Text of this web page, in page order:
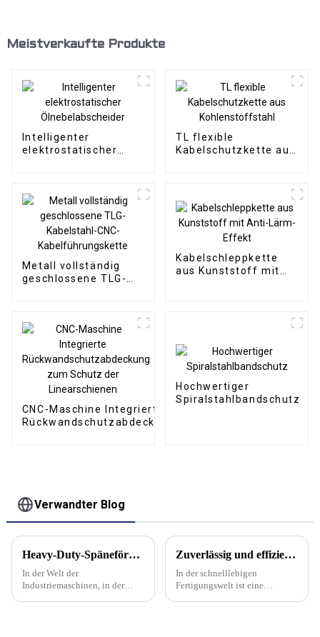
Meistverkaufte Produkte
Intelligenter
elektrostatischer
TL flexible
Kabelschutzkette aus
Metall vollständig
geschlossene TLG-
Kabelschleppkette
aus Kunststoff mit
CNC-Maschine Integrierte
Rückwandschutzabdeckung
Hochwertiger
Spiralstahlbandschutz
Verwandter Blog
Heavy-Duty-Späneförderung: Robuste Metallspäneförderer für anspruchsvolle Anwendungen
In der Welt der
Industriemaschinen, in der
Zuverlässig und effizient: Leistungsstarke Kettenfördersysteme für optimiertes Materialhandling
In der schnelllebigen
Fertigungswelt ist eine